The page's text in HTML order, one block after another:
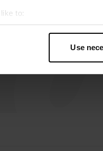
to:
your geographical
personal data is
content and ads, to
Use
auf jeden Fall
Übersetzt von Google